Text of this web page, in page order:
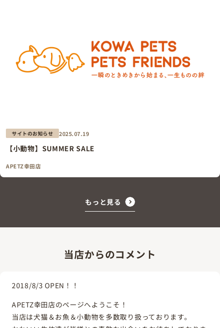
サイトのお知らせ 2025.07.19
【小動物】SUMMER SALE
APETZ幸田店
もっと見る
当店からのコメント
2018/8/3 OPEN！！
APETZ幸田店のページへようこそ！
当店は犬猫＆お魚＆小動物を多数取り扱っております。